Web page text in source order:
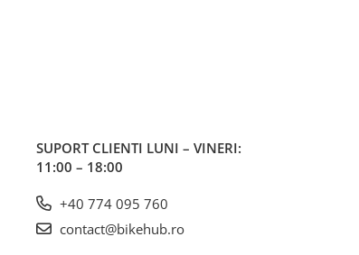
SUPORT CLIENTI LUNI – VINERI:
11:00 – 18:00
+40 774 095 760
contact@bikehub.ro